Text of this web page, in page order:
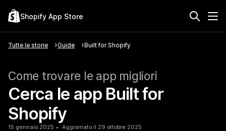
Shopify App Store
Tutte le storie Guide Built for Shopify
Come trovare le app migliori
Cerca le app Built for
Shopify
15 gennaio 2025 Aggiornato il 29 ottobre 2025